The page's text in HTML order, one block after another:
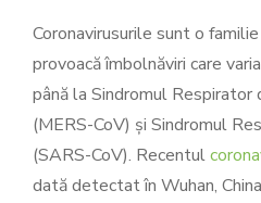
Coronavirusurile sunt o
provoacă îmbolnăviri care
până la Sindromul Respirator
(MERS-CoV) și Sindromul
(SARS-CoV). Recentul
dată detectat în Wuhan,